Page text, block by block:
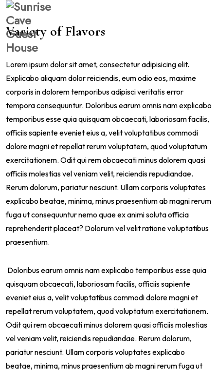
Variety of Flavors
Lorem ipsum dolor sit amet, consectetur adipisicing elit.
Explicabo aliquam dolor reiciendis, eum odio eos, maxime
corporis in dolorem temporibus adipisci veritatis error
tempora consequuntur. Doloribus earum omnis nam explicabo
temporibus esse quia quisquam obcaecati, laboriosam facilis,
officiis sapiente eveniet eius a, velit voluptatibus commodi
dolore magni et repellat rerum voluptatem, quod voluptatum
exercitationem. Odit qui rem obcaecati minus dolorem quasi
officiis molestias vel veniam velit, reiciendis repudiandae.
Rerum dolorum, pariatur nesciunt. Ullam corporis voluptates
explicabo beatae, minima, minus praesentium ab magni rerum
fuga ut consequuntur nemo quae ex animi soluta officia
reprehenderit placeat? Dolorum vel velit ratione voluptatibus
praesentium.
Doloribus earum omnis nam explicabo temporibus esse quia
quisquam obcaecati, laboriosam facilis, officiis sapiente
eveniet eius a, velit voluptatibus commodi dolore magni et
repellat rerum voluptatem, quod voluptatum exercitationem.
Odit qui rem obcaecati minus dolorem quasi officiis molestias
vel veniam velit, reiciendis repudiandae. Rerum dolorum,
pariatur nesciunt. Ullam corporis voluptates explicabo
beatae, minima, minus praesentium ab magni rerum fuga ut